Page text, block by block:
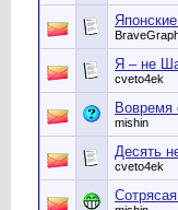
Я – не
cveto4ek
Вовремя
mishin
Десять
cveto4ek